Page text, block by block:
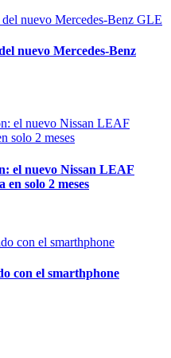
nuevo Mercedes-Benz
el nuevo Nissan LEAF
solo 2 meses
con el smarthphone